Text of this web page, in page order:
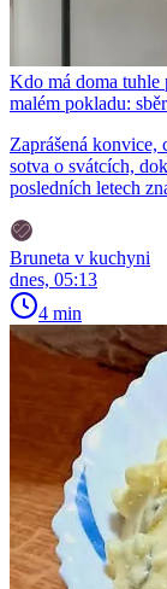
Kdo má doma tuhle
malém pokladu:
Zaprášená konvice,
sotva o svátcích,
posledních letech
Bruneta v kuchyni
dnes, 05:13
4 min